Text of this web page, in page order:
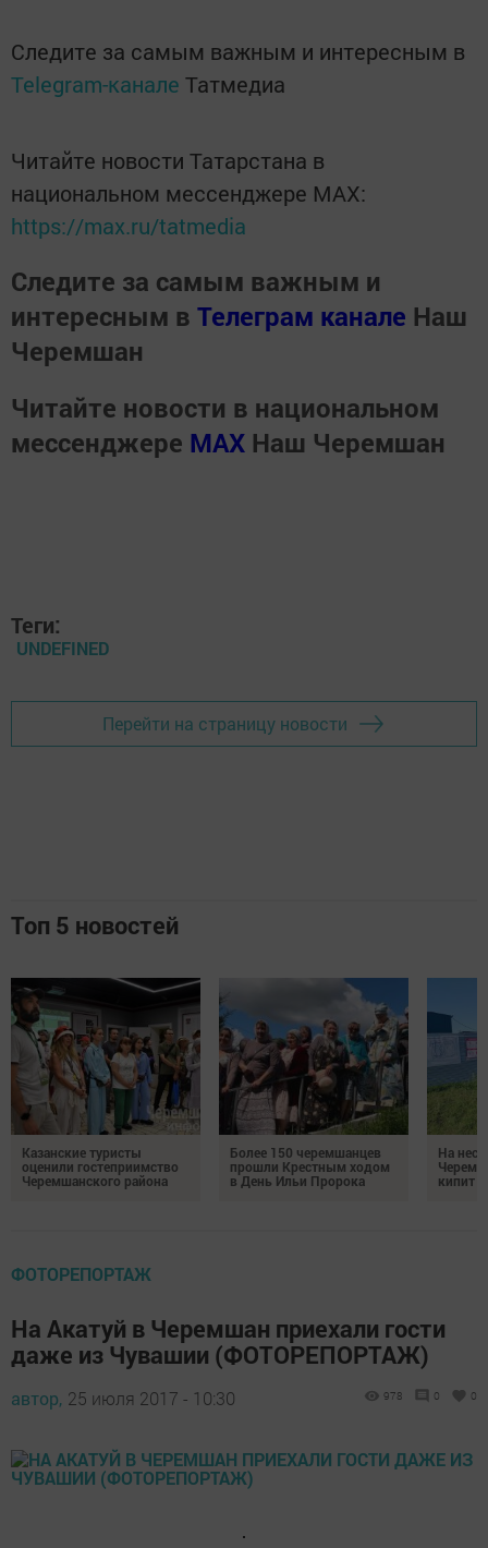
Следите за самым важным и интересным в
Telegram-канале Татмедиа
Читайте новости Татарстана в
национальном мессенджере MАХ:
https://max.ru/tatmedia
Следите за самым важным и
интересным в Телеграм канале Наш
Черемшан
Читайте новости в национальном
мессенджере MАХ Наш Черемшан
Теги:
UNDEFINED
Перейти на страницу новости
Топ 5 новостей
Казанские туристы
оценили гостеприимство
Черемшанского района
Более 150 черемшанцев
прошли Крестным ходом
в День Ильи Пророка
На
кипит
ФОТОРЕПОРТАЖ
На Акатуй в Черемшан приехали гости
даже из Чувашии (ФОТОРЕПОРТАЖ)
автор, 25 июля 2017 - 10:30 978 0 0